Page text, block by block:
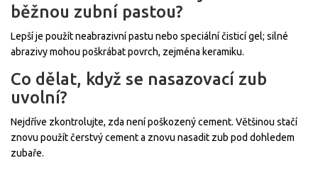
běžnou zubní pastou?
Lepší je použít neabrazivní pastu nebo speciální čisticí gel; silné
abrazivy mohou poškrábat povrch, zejména keramiku.
Co dělat, když se nasazovací zub
uvolní?
Nejdříve zkontrolujte, zda není poškozený cement. Většinou stačí
znovu použít čerstvý cement a znovu nasadit zub pod dohledem
zubaře.